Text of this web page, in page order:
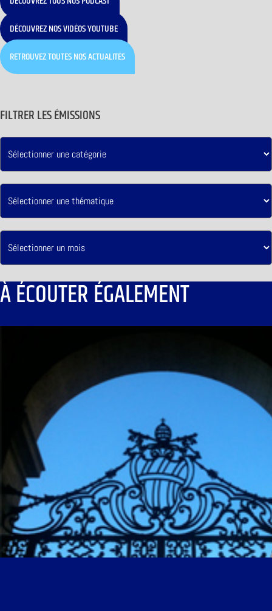
DÉCOUVREZ NOS VIDÉOS YOUTUBE
RETROUVEZ TOUTES NOS ACTUALITÉS
FILTRER LES ÉMISSIONS
À ÉCOUTER ÉGALEMENT